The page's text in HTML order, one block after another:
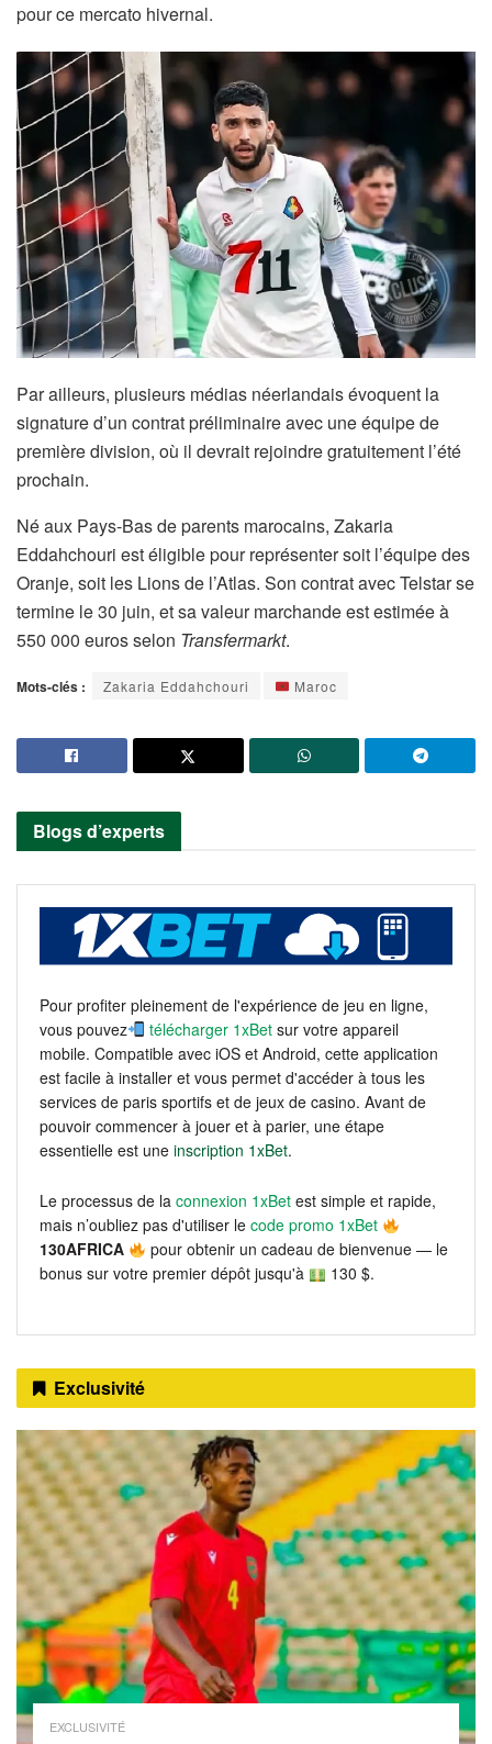
pour ce mercato hivernal.
Par ailleurs, plusieurs médias néerlandais évoquent la
signature d’un contrat préliminaire avec une équipe de
première division, où il devrait rejoindre gratuitement l’été
prochain.
Né aux Pays-Bas de parents marocains, Zakaria
Eddahchouri est éligible pour représenter soit l’équipe des
Oranje, soit les Lions de l’Atlas. Son contrat avec Telstar se
termine le 30 juin, et sa valeur marchande est estimée à
550 000 euros selon Transfermarkt.
Mots-clés : Zakaria Eddahchouri Maroc
Blogs d’experts
Pour profiter pleinement de l'expérience de jeu en ligne,
vous pouvez
télécharger 1xBet sur votre appareil
mobile. Compatible avec iOS et Android, cette application
est facile à installer et vous permet d'accéder à tous les
services de paris sportifs et de jeux de casino. Avant de
pouvoir commencer à jouer et à parier, une étape
essentielle est une inscription 1xBet.
Le processus de la connexion 1xBet est simple et rapide,
mais n’oubliez pas d'utiliser le code promo 1xBet
130AFRICA
pour obtenir un cadeau de bienvenue — le
bonus sur votre premier dépôt jusqu'à
130 $.
Exclusivité
EXCLUSIVITÉ